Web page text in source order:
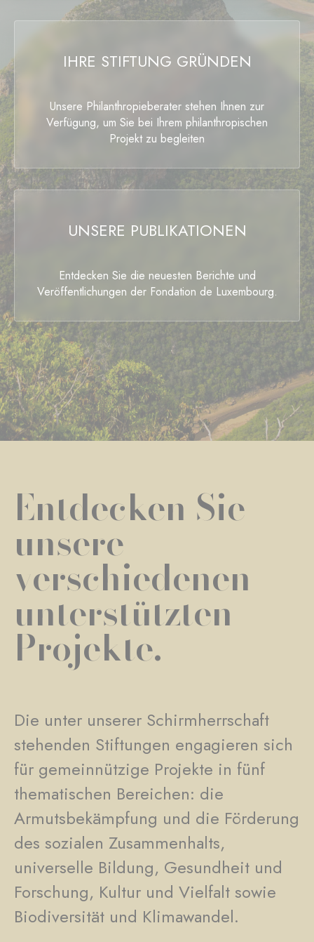
IHRE STIFTUNG GRÜNDEN
Unsere Philanthropieberater stehen Ihnen zur
Verfügung, um Sie bei Ihrem philanthropischen
Projekt zu begleiten
UNSERE PUBLIKATIONEN
Entdecken Sie die neuesten Berichte und
Veröffentlichungen der Fondation de Luxembourg.
Entdecken Sie
unsere
verschiedenen
unterstützten
Projekte.
Die unter unserer Schirmherrschaft
stehenden Stiftungen engagieren sich
für gemeinnützige Projekte in fünf
thematischen Bereichen: die
Armutsbekämpfung und die Förderung
des sozialen Zusammenhalts,
universelle Bildung, Gesundheit und
Forschung, Kultur und Vielfalt sowie
Biodiversität und Klimawandel.